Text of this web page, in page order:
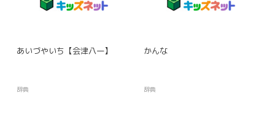
あいづやいち【会津八一】
辞典
かんな
辞典